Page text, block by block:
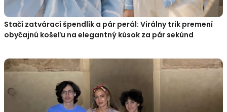
Stačí zatvárací špendlík a pár perál: Virálny trik premení
obyčajnú košeľu na elegantný kúsok za pár sekúnd